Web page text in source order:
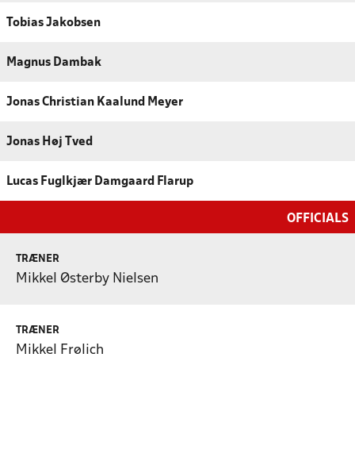
Tobias Jakobsen
Magnus Dambak
Jonas Christian Kaalund Meyer
Jonas Høj Tved
Lucas Fuglkjær Damgaard Flarup
OFFICIALS
TRÆNER
Mikkel Østerby Nielsen
TRÆNER
Mikkel Frølich